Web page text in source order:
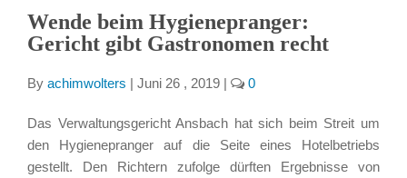
Wende beim Hygienepranger:
Gericht gibt Gastronomen recht
By achimwolters | Juni 26 , 2019 | 0
Das Verwaltungsgericht Ansbach hat sich beim Streit um
den Hygienepranger auf die Seite eines Hotelbetriebs
gestellt. Den Richtern zufolge dürften Ergebnisse von